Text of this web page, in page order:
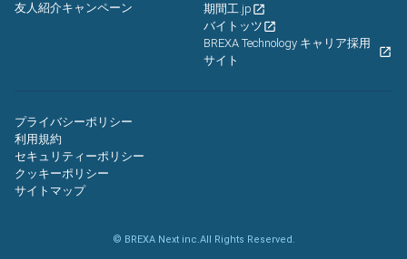
友人紹介キャンペーン
期間工.jp
バイトッツ
BREXA Technology キャリア採用
サイト
プライバシーポリシー
利用規約
セキュリティーポリシー
クッキーポリシー
サイトマップ
© BREXA Next inc.All Rights Reserved.